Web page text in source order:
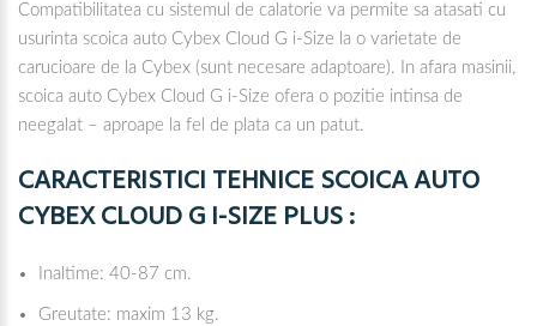
Compatibilitatea cu sistemul de calatorie va permite sa atasati cu
usurinta scoica auto Cybex Cloud G i-Size la o varietate de
carucioare de la Cybex (sunt necesare adaptoare). In afara masinii,
scoica auto Cybex Cloud G i-Size ofera o pozitie intinsa de
neegalat – aproape la fel de plata ca un patut.
CARACTERISTICI TEHNICE SCOICA AUTO
CYBEX CLOUD G I-SIZE PLUS :
Inaltime: 40-87 cm.
Greutate: maxim 13 kg.